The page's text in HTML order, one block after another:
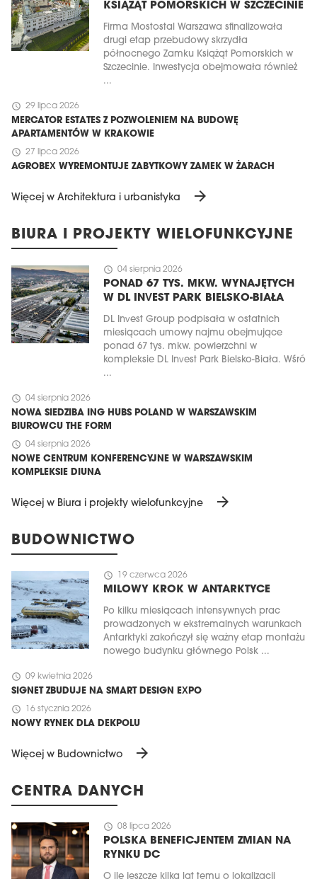
KSIĄŻĄT POMORSKICH W SZCZECINIE
Firma Mostostal Warszawa sfinalizowała
drugi etap przebudowy skrzydła
północnego Zamku Książąt Pomorskich w
Szczecinie. Inwestycja obejmowała również
...
schedule 29 lipca 2026
MERCATOR ESTATES Z POZWOLENIEM NA BUDOWĘ
APARTAMENTÓW W KRAKOWIE
schedule 27 lipca 2026
AGROBEX WYREMONTUJE ZABYTKOWY ZAMEK W ŻARACH
Więcej w Architektura i urbanistyka arrow_forward
BIURA I PROJEKTY WIELOFUNKCYJNE
schedule 04 sierpnia 2026
PONAD 67 TYS. MKW. WYNAJĘTYCH
W DL INVEST PARK BIELSKO-BIAŁA
DL Invest Group podpisała w ostatnich
miesiącach umowy najmu obejmujące
ponad 67 tys. mkw. powierzchni w
kompleksie DL Invest Park Bielsko-Biała. Wśró
...
schedule 04 sierpnia 2026
NOWA SIEDZIBA ING HUBS POLAND W WARSZAWSKIM
BIUROWCU THE FORM
schedule 04 sierpnia 2026
NOWE CENTRUM KONFERENCYJNE W WARSZAWSKIM
KOMPLEKSIE DIUNA
Więcej w Biura i projekty wielofunkcyjne arrow_forward
BUDOWNICTWO
schedule 19 czerwca 2026
MILOWY KROK W ANTARKTYCE
Po kilku miesiącach intensywnych prac
prowadzonych w ekstremalnych warunkach
Antarktyki zakończył się ważny etap montażu
nowego budynku głównego Polsk ...
schedule 09 kwietnia 2026
SIGNET ZBUDUJE NA SMART DESIGN EXPO
schedule 16 stycznia 2026
NOWY RYNEK DLA DEKPOLU
Więcej w Budownictwo arrow_forward
CENTRA DANYCH
schedule 08 lipca 2026
POLSKA BENEFICJENTEM ZMIAN NA
RYNKU DC
O ile jeszcze kilka lat temu o lokalizacji